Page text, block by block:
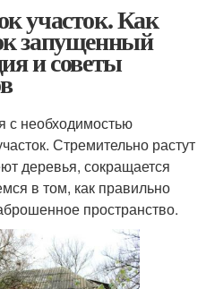
участок. Как
запущенный
и советы
с необходимостью
Стремительно растут
деревья, сокращается
в том, как правильно
пространство.